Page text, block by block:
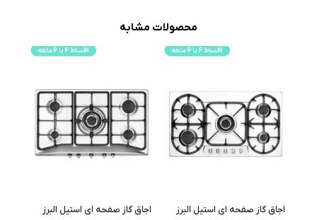
محصولات مشابه
اجاق گاز صفحه ای استیل البرز
اجاق گاز صفحه ای استیل البرز